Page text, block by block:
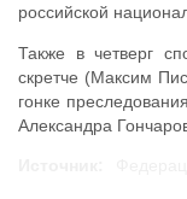
российской
Также в четверг
скретче (Максим
гонке
Александра